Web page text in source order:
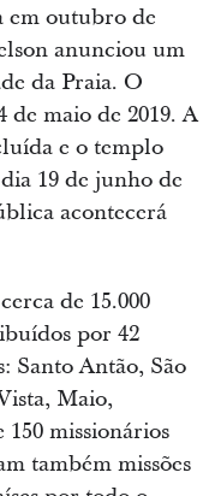
em outubro de
anunciou um
da Praia. O
maio de 2019. A
e o templo
19 de junho de
acontecerá
de 15.000
por 42
Santo Antão, São
Maio,
150 missionários
também missões